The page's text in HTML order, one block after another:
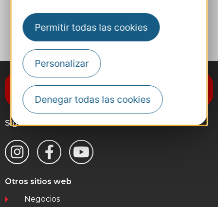
Permitir todas las cookies
Personalizar
Denegar todas las cookies
Suscríbase al boletín de noticias
Destination Occitanie
Síganos
Otros sitios web
Negocios